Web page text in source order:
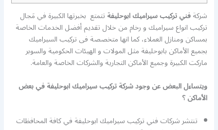
شركةفني تركيب سيراميك ابوحليفةتتمتع بخبرتها الكبيرة في مَجال
تركيب انواع سيراميك و رخام من خلال تقديم أفضل الخدمات الخاصة
بمساكن ومنازل العملاء، كما انها متخصصة فى تركيب السيراميك
بجميع الأماكن بابوحليفة مثل المولات و الهيئات الحكومية والسوبر
ماركت الكبيرة وجميع الأماكن التجارية والشركات الخاصة والعامة.
ويتساءل البعض عن وجود شركة تركيب سيراميك ابوحليفة في بعض
الأماكن ؟
تنتشر شركات فني تركيب سيراميك ابوحليفة في كافة المحافظات